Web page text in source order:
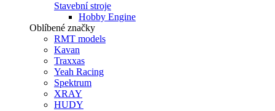
Stavební stroje
Hobby Engine
Oblíbené značky
RMT models
Kavan
Traxxas
Yeah Racing
Spektrum
XRAY
HUDY